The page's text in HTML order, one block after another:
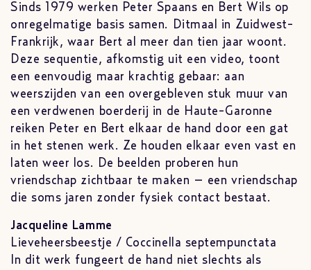
Sinds 1979 werken Peter Spaans en Bert Wils op
onregelmatige basis samen. Ditmaal in Zuidwest-
Frankrijk, waar Bert al meer dan tien jaar woont.
Deze sequentie, afkomstig uit een video, toont
een eenvoudig maar krachtig gebaar: aan
weerszijden van een overgebleven stuk muur van
een verdwenen boerderij in de Haute-Garonne
reiken Peter en Bert elkaar de hand door een gat
in het stenen werk. Ze houden elkaar even vast en
laten weer los. De beelden proberen hun
vriendschap zichtbaar te maken – een vriendschap
die soms jaren zonder fysiek contact bestaat.
Jacqueline Lamme
Lieveheersbeestje / Coccinella septempunctata
In dit werk fungeert de hand niet slechts als